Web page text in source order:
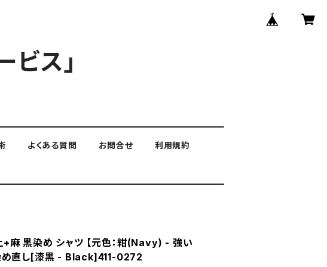
ビス」
よくある質問 お問合せ 利用規約
麻 黒染め シャツ 【元色：紺(Navy) - 強い
め直し[漆黒 - Black]411-0272